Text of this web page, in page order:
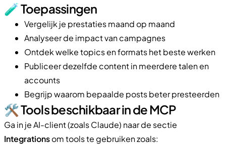
🧪 Toepassingen
Vergelijk je prestaties maand op maand
Analyseer de impact van campagnes
Ontdek welke topics en formats het beste werken
Publiceer dezelfde content in meerdere talen en
accounts
Begrijp waarom bepaalde posts beter presteerden
🛠 Tools beschikbaar in de MCP
Ga in je AI-client (zoals Claude) naar de sectie
Integrationsom tools te gebruiken zoals: